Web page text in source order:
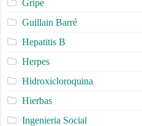
Gripe
Guillain Barré
Hepatitis B
Herpes
Hidroxicloroquina
Hierbas
Ingenieria Social